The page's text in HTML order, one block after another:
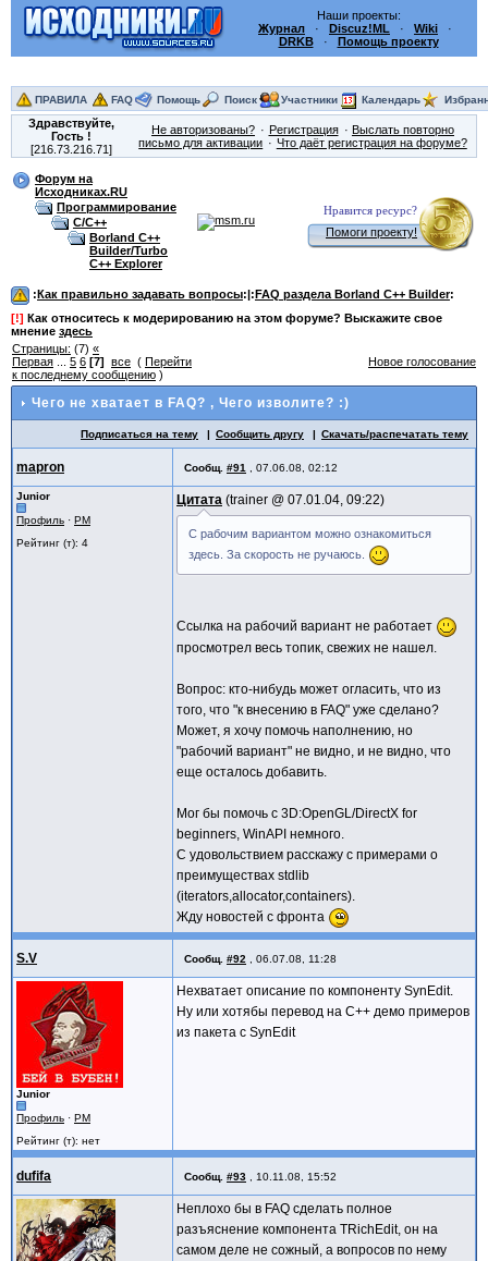
Наши проекты:
Журнал · Discuz!ML · Wiki ·
DRKB· Помощь проекту
ПРАВИЛА FAQ Помощь Поиск Участники Календарь
Здравствуйте,
Гость!
[216.73.216.71]
Не авторизованы? Регистрация
Выслать повторно
письмо для активации
Что даёт регистрация на форуме?
Форум на
Исходниках.RU
Программирование
C/C++
Borland C++
Builder/Turbo
C++ Explorer
Нравится ресурс?
Помоги проекту!
: Как правильно задавать вопросы:|: FAQ раздела Borland C++ Builder:
[!] Как относитесь к модерированию на этом форуме? Выскажите свое
мнение здесь
Страницы: (7) «
Первая
5 6 [7] все ( Перейти
к последнему сообщению )
Новое голосование
Чего не хватает в FAQ? , Чего изволите? :)
Подписаться на тему Сообщить другу Скачать/распечатать тему
mapron Сообщ. #91 07.06.08, 02:12
Junior
Профиль · PM
Рейтинг (т): 4
Цитата trainer @ 07.01.04, 09:22
С рабочим вариантом можно ознакомиться
здесь. За скорость не ручаюсь.
Ссылка на рабочий вариант не работает
просмотрел весь топик, свежих не нашел.
Вопрос: кто-нибудь может огласить, что из
того, что "к внесению в FAQ" уже сделано?
Может, я хочу помочь наполнению, но
"рабочий вариант" не видно, и не видно, что
еще осталось добавить.
Мог бы помочь с 3D:OpenGL/DirectX for
beginners, WinAPI немного.
С удовольствием расскажу с примерами о
преимуществах stdlib
(iterators,allocator,containers).
Жду новостей с фронта
S.V Сообщ. #92 06.07.08, 11:28
Junior
Профиль · PM
Рейтинг (т): нет
Нехватает описание по компоненту SynEdit.
Ну или хотябы перевод на C++ демо примеров
из пакета с SynEdit
dufifa Сообщ. #93 10.11.08, 15:52
Неплохо бы в FAQ сделать полное
разъяснение компонента TRichEdit, он на
самом деле не сожный, а вопросов по нему